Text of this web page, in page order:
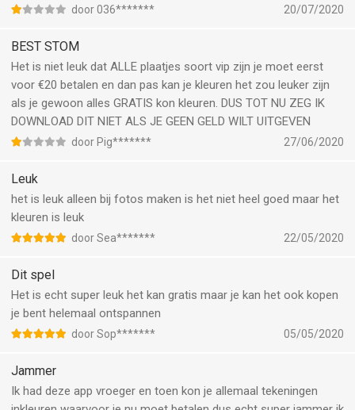
door 036******* 20/07/2020
BEST STOM
Het is niet leuk dat ALLE plaatjes soort vip zijn je moet eerst
voor €20 betalen en dan pas kan je kleuren het zou leuker zijn
als je gewoon alles GRATIS kon kleuren. DUS TOT NU ZEG IK
DOWNLOAD DIT NIET ALS JE GEEN GELD WILT UITGEVEN
door Pig******* 27/06/2020
Leuk
het is leuk alleen bij fotos maken is het niet heel goed maar het
kleuren is leuk
door Sea******* 22/05/2020
Dit spel
Het is echt super leuk het kan gratis maar je kan het ook kopen
je bent helemaal ontspannen
door Sop******* 05/05/2020
Jammer
Ik had deze app vroeger en toen kon je allemaal tekeningen